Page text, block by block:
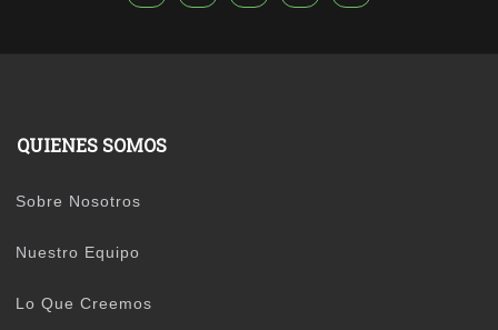
QUIENES SOMOS
Sobre Nosotros
Nuestro Equipo
Lo Que Creemos